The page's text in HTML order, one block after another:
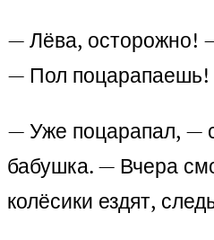
— Лёва, осторожно!
— Пол поцарапаешь!
— Уже поцарапал, —
бабушка. — Вчера
колёсики ездят,